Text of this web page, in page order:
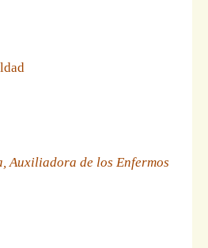
Auxiliadora de los Enfermos